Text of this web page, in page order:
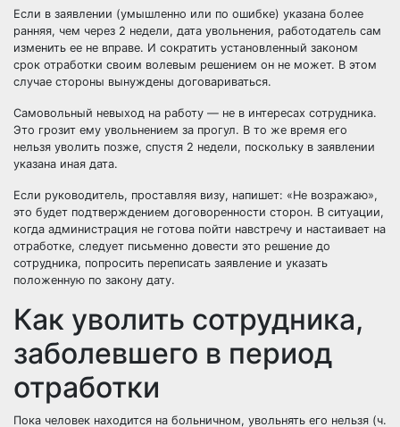
Если в заявлении (умышленно или по ошибке) указана более
ранняя, чем через 2 недели, дата увольнения, работодатель сам
изменить ее не вправе. И сократить установленный законом
срок отработки своим волевым решением он не может. В этом
случае стороны вынуждены договариваться.
Самовольный невыход на работу — не в интересах сотрудника.
Это грозит ему увольнением за прогул. В то же время его
нельзя уволить позже, спустя 2 недели, поскольку в заявлении
указана иная дата.
Если руководитель, проставляя визу, напишет: «Не возражаю»,
это будет подтверждением договоренности сторон. В ситуации,
когда администрация не готова пойти навстречу и настаивает на
отработке, следует письменно довести это решение до
сотрудника, попросить переписать заявление и указать
положенную по закону дату.
Как уволить сотрудника,
заболевшего в период
отработки
Пока человек находится на больничном, увольнять его нельзя (ч.